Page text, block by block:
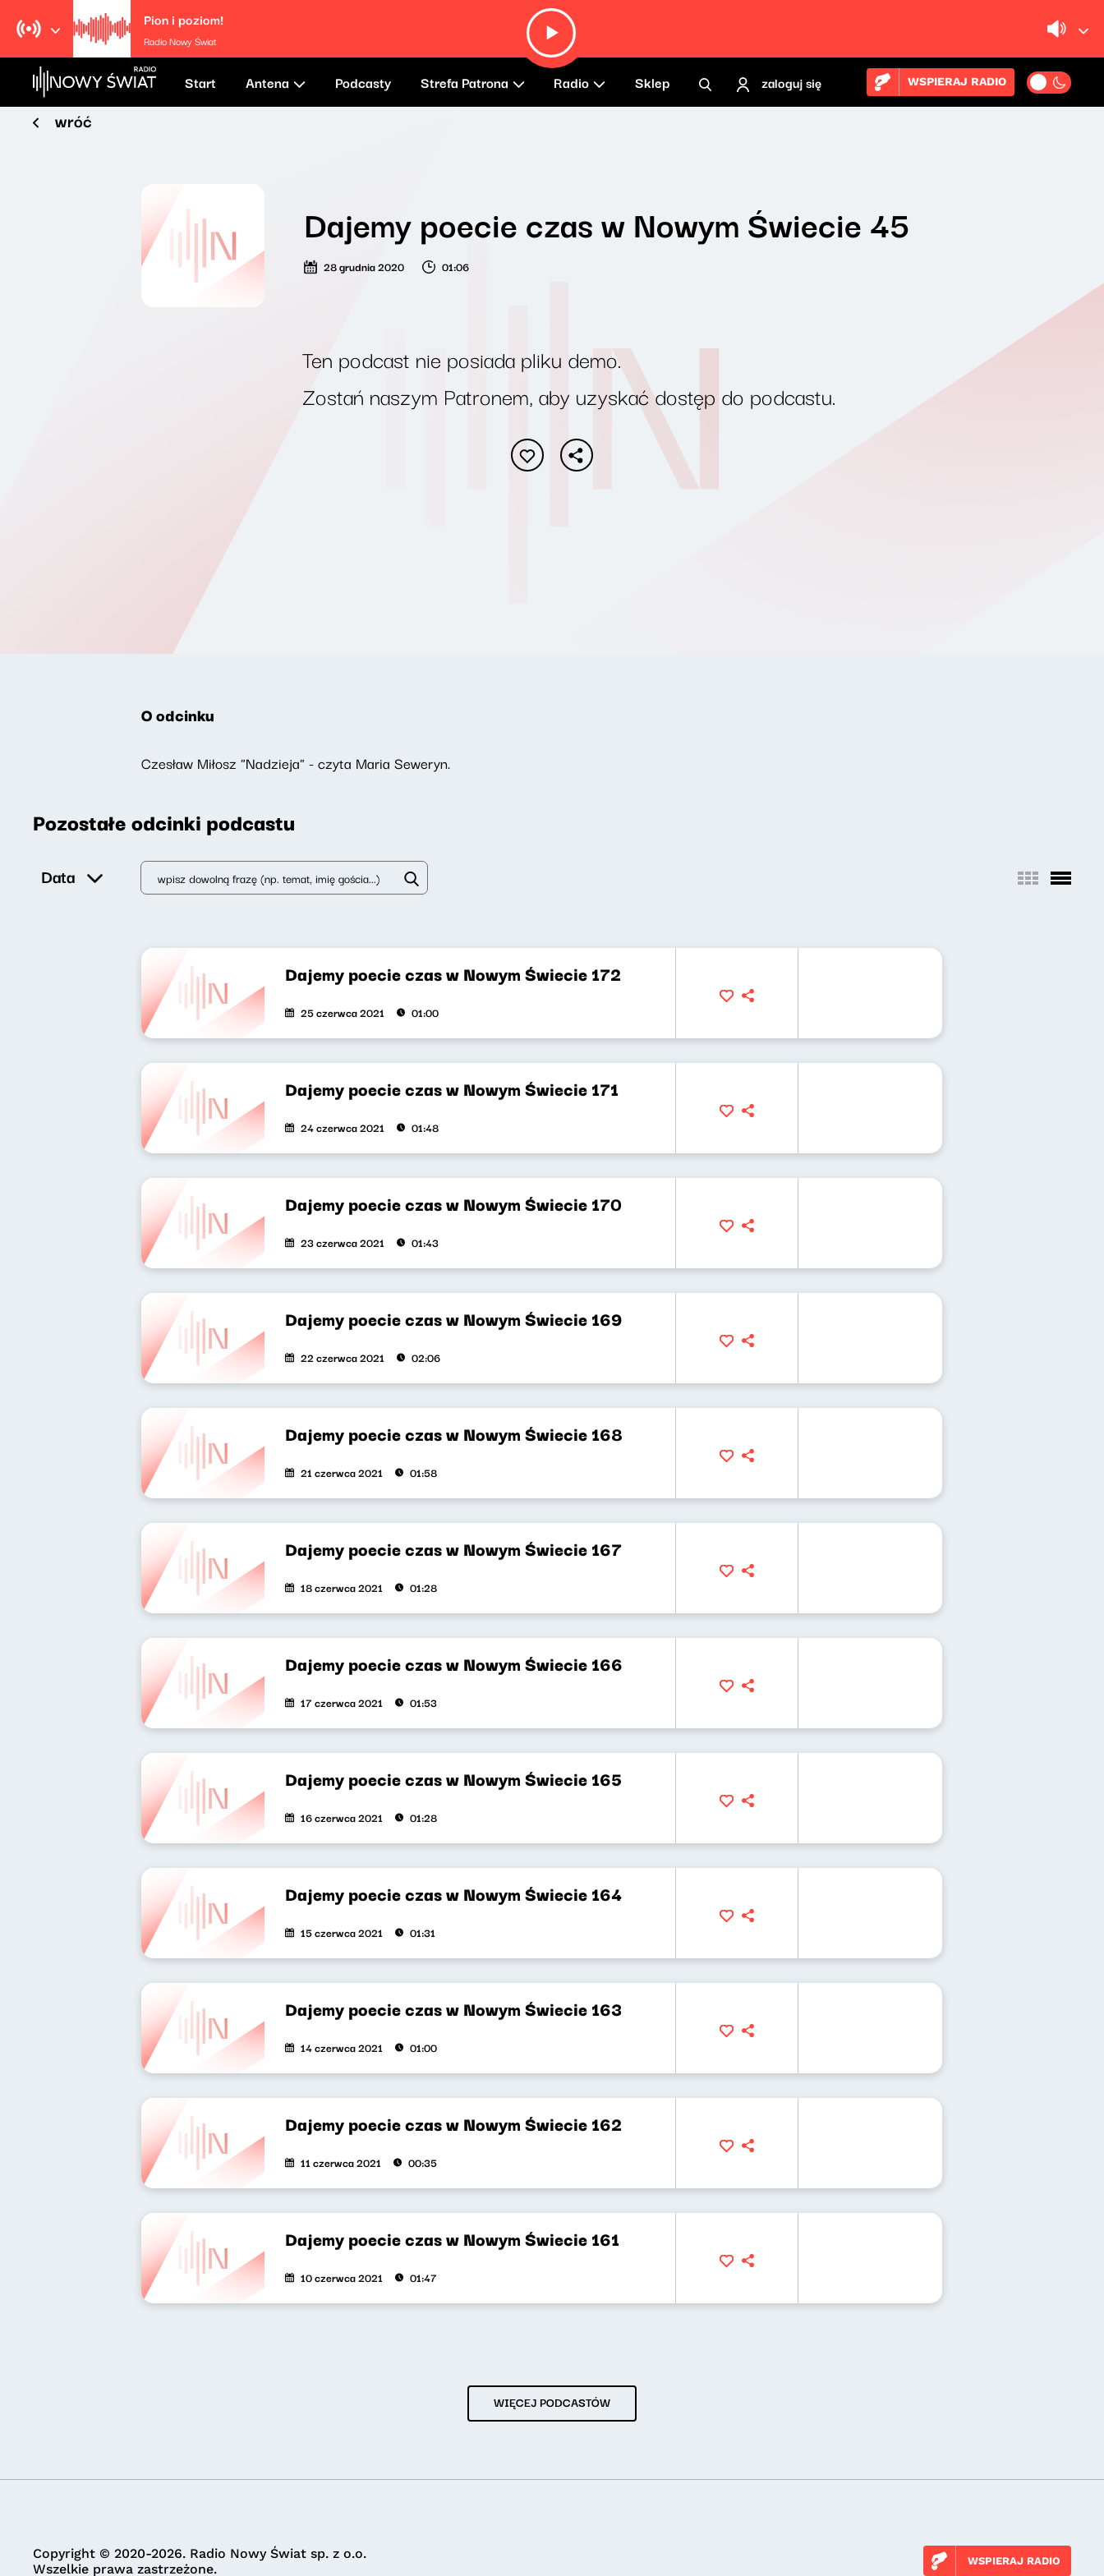
Pion i poziom!
Radio Nowy Świat
Start Antena Podcasty Strefa Patrona Radio Sklep zaloguj się WSPIERAJ RADIO
wróć
Dajemy poecie czas w Nowym Świecie 45
28 grudnia 2020 01:06
Ten podcast nie posiada pliku demo.
Zostań naszym Patronem, aby uzyskać dostęp do podcastu.
O odcinku
Czesław Miłosz "Nadzieja" - czyta Maria Seweryn.
Pozostałe odcinki podcastu
Data
Dajemy poecie czas w Nowym Świecie 172
25 czerwca 2021 01:00
Dajemy poecie czas w Nowym Świecie 171
24 czerwca 2021 01:48
Dajemy poecie czas w Nowym Świecie 170
23 czerwca 2021 01:43
Dajemy poecie czas w Nowym Świecie 169
22 czerwca 2021 02:06
Dajemy poecie czas w Nowym Świecie 168
21 czerwca 2021 01:58
Dajemy poecie czas w Nowym Świecie 167
18 czerwca 2021 01:28
Dajemy poecie czas w Nowym Świecie 166
17 czerwca 2021 01:53
Dajemy poecie czas w Nowym Świecie 165
16 czerwca 2021 01:28
Dajemy poecie czas w Nowym Świecie 164
15 czerwca 2021 01:31
Dajemy poecie czas w Nowym Świecie 163
14 czerwca 2021 01:00
Dajemy poecie czas w Nowym Świecie 162
11 czerwca 2021 00:35
Dajemy poecie czas w Nowym Świecie 161
10 czerwca 2021 01:47
WIĘCEJ PODCASTÓW
Copyright © 2020-2026. Radio Nowy Świat sp. z o.o.
Wszelkie prawa zastrzeżone.
WSPIERAJ RADIO